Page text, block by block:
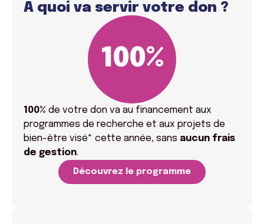
A quoi va servir votre don ?
100%
100% de votre don va au financement aux
programmes de recherche et aux projets de
bien-être visé* cette année, sans aucun frais
de gestion.
Découvrez le programme